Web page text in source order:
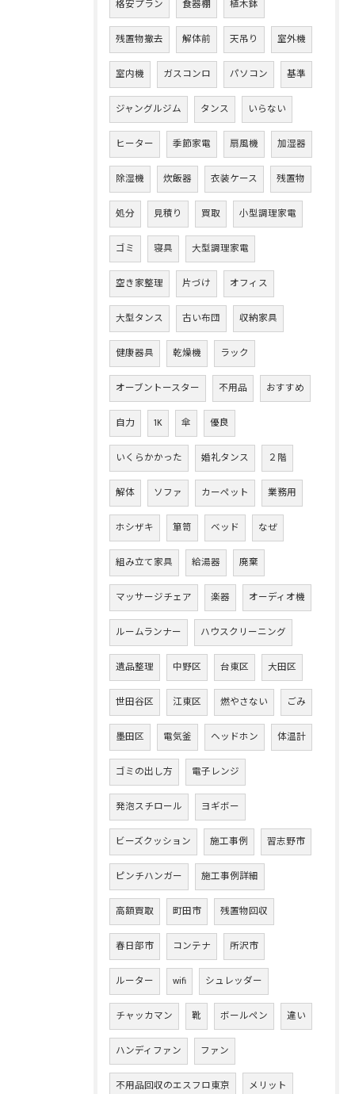
格安プラン 食器棚 植木鉢
残置物撤去 解体前 天吊り 室外機
室内機 ガスコンロ パソコン 基準
ジャングルジム タンス いらない
ヒーター 季節家電 扇風機 加湿器
除湿機 炊飯器 衣装ケース 残置物
処分 見積り 買取 小型調理家電
ゴミ 寝具 大型調理家電
空き家整理 片づけ オフィス
大型タンス 古い布団 収納家具
健康器具 乾燥機 ラック
オーブントースター 不用品 おすすめ
自力 1K 傘 優良
いくらかかった 婚礼タンス ２階
解体 ソファ カーペット 業務用
ホシザキ 箪笥 ベッド なぜ
組み立て家具 給湯器 廃棄
マッサージチェア 楽器 オーディオ機
ルームランナー ハウスクリーニング
遺品整理 中野区 台東区 大田区
世田谷区 江東区 燃やさない ごみ
墨田区 電気釜 ヘッドホン 体温計
ゴミの出し方 電子レンジ
発泡スチロール ヨギボー
ビーズクッション 施工事例 習志野市
ピンチハンガー 施工事例詳細
高額買取 町田市 残置物回収
春日部市 コンテナ 所沢市
ルーター wifi シュレッダー
チャッカマン 靴 ボールペン 違い
ハンディファン ファン
不用品回収のエスフロ東京 メリット